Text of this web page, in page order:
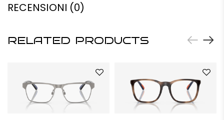
RECENSIONI (0)
RELATED PRODUCTS